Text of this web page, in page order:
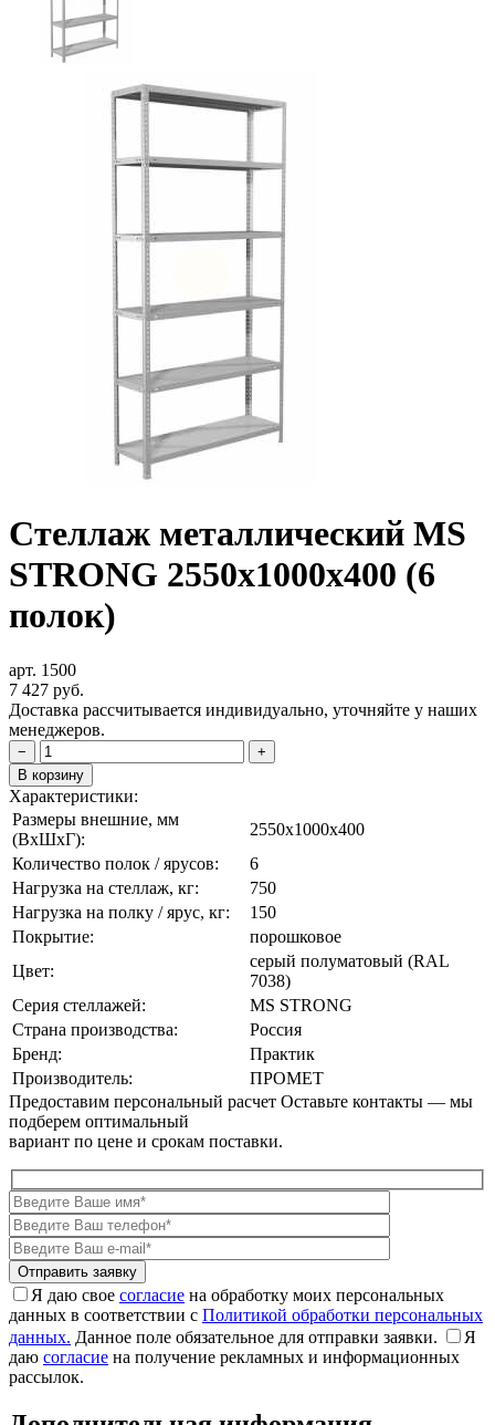
Стеллаж металлический MS
STRONG 2550x1000x400 (6
полок)
арт. 1500
7 427 руб.
Доставка рассчитывается индивидуально, уточняйте у наших
менеджеров.
−
+
В корзину
Характеристики:
Размеры внешние, мм
(ВxШxГ):
2550x1000x400
Количество полок / ярусов:
6
Нагрузка на стеллаж, кг:
750
Нагрузка на полку / ярус, кг:
150
Покрытие:
порошковое
Цвет:
cерый полуматовый (RAL
7038)
Серия стеллажей:
MS STRONG
Страна производства:
Россия
Бренд:
Практик
Производитель:
ПРОМЕТ
Предоставим персональный расчет Оставьте контакты — мы
подберем оптимальный
вариант по цене и срокам поставки.
Я даю свое согласие на обработку моих персональных
данных в соответствии с Политикой обработки персональных
данных. Данное поле обязательное для отправки заявки.
Я
даю согласие на получение рекламных и информационных
рассылок.